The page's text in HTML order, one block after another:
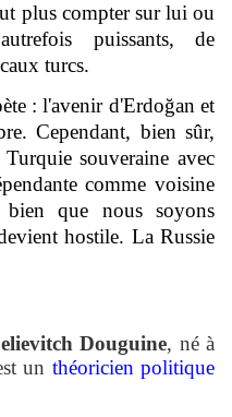
plus compter sur lui ou
puissants, de
turcs.
: l'avenir d'Erdoğan et
Cependant, bien sûr,
souveraine avec
comme voisine
que nous soyons
hostile. La Russie
Douguine, né à
un théoricien politique